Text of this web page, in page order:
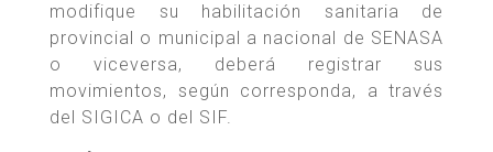
modifique su habilitación sanitaria de
provincial o municipal a nacional de SENASA
o viceversa, deberá registrar sus
movimientos, según corresponda, a través
del SIGICA o del SIF.